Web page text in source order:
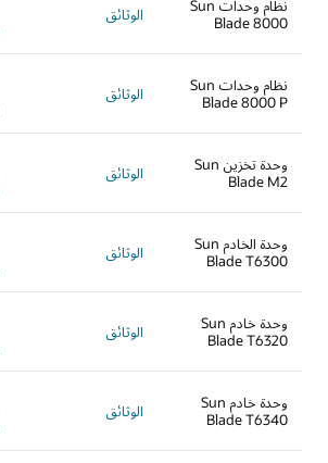
نظام وحدات Sun
Blade 8000
الوثائق
نظام وحدات Sun
Blade 8000 P
الوثائق
وحدة تخزين Sun
Blade M2
الوثائق
وحدة الخادم Sun
Blade T6300
الوثائق
وحدة خادم Sun
Blade T6320
الوثائق
وحدة خادم Sun
Blade T6340
الوثائق